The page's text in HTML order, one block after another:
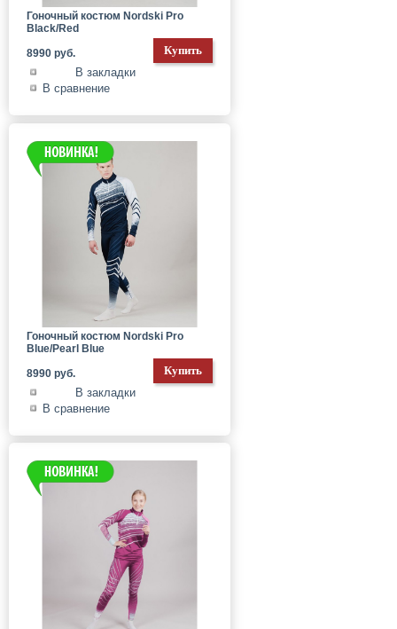
Гоночный костюм Nordski Pro
Black/Red
8990 руб.
В закладки
В сравнение
Гоночный костюм Nordski Pro
Blue/Pearl Blue
8990 руб.
В закладки
В сравнение